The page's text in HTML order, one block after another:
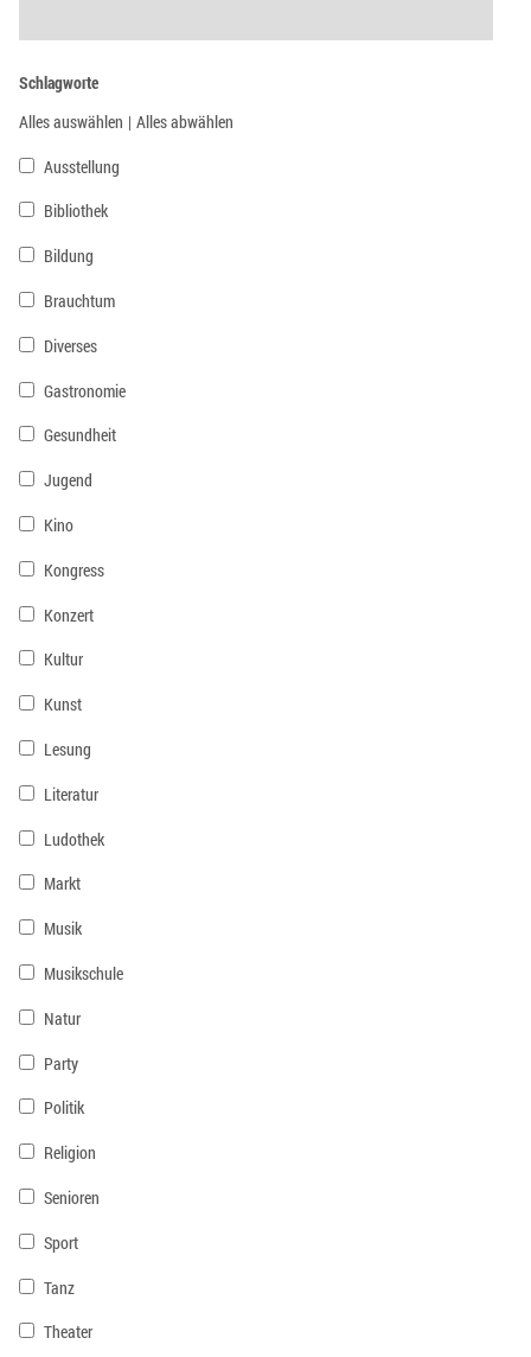
Schlagworte
Alles auswählen | Alles abwählen
Ausstellung
Bibliothek
Bildung
Brauchtum
Diverses
Gastronomie
Gesundheit
Jugend
Kino
Kongress
Konzert
Kultur
Kunst
Lesung
Literatur
Ludothek
Markt
Musik
Musikschule
Natur
Party
Politik
Religion
Senioren
Sport
Tanz
Theater